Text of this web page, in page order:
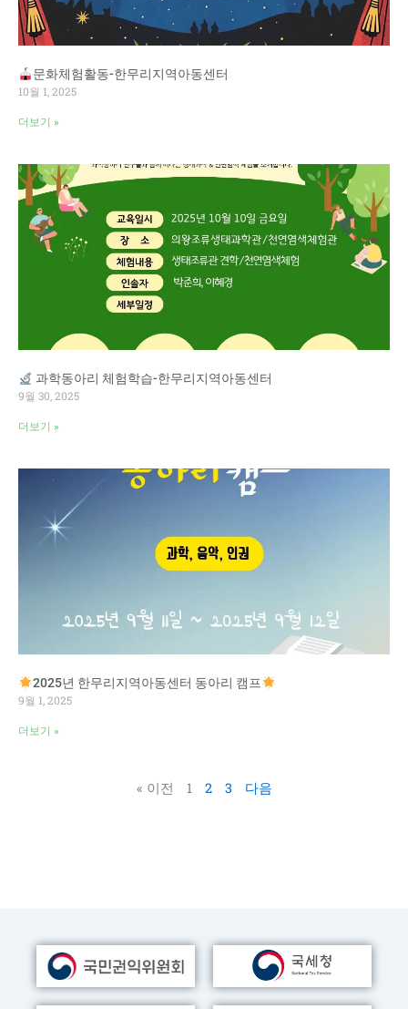
문화체험활동-한무리지역아동센터
10월 1, 2025
더보기 »
과학동아리 체험학습-한무리지역아동센터
9월 30, 2025
더보기 »
2025년 한무리지역아동센터 동아리 캠프
9월 1, 2025
더보기 »
« 이전 1 2 3 다음